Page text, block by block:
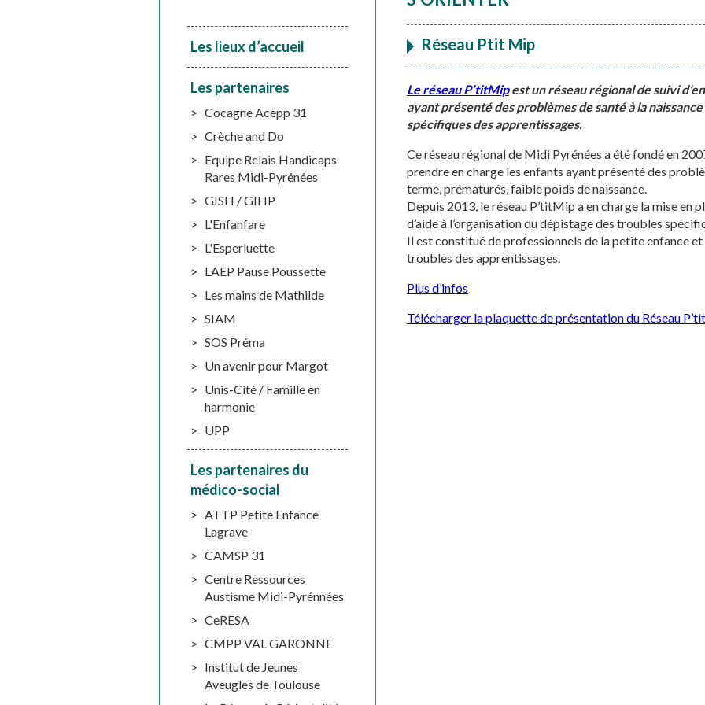
Réseau Ptit Mip
Le réseau P’titMipest un réseau régional de suivi
ayant présenté des problèmes de santé à la
spécifiques des apprentissages.
Ce réseau régional de Midi Pyrénées a été fondé en
prendre en charge les enfants ayant présenté des
terme, prématurés, faible poids de naissance.
Depuis 2013, le réseau P’titMip a en charge la mise en
d’aide à l’organisation du dépistage des troubles
Il est constitué de professionnels de la petite enfance
troubles des apprentissages.
Plus d’infos
Télécharger la plaquette de présentation du Réseau
Les lieux d’accueil
Les partenaires
Cocagne Acepp 31
Crèche and Do
Equipe Relais Handicaps
Rares Midi-Pyrénées
GISH / GIHP
L'Enfanfare
L'Esperluette
LAEP Pause Poussette
Les mains de Mathilde
SIAM
SOS Préma
Un avenir pour Margot
Unis-Cité / Famille en
harmonie
UPP
Les partenaires du
médico-social
ATTP Petite Enfance
Lagrave
CAMSP 31
Centre Ressources
Austisme Midi-Pyrénnées
CeRESA
CMPP VAL GARONNE
Institut de Jeunes
Aveugles de Toulouse